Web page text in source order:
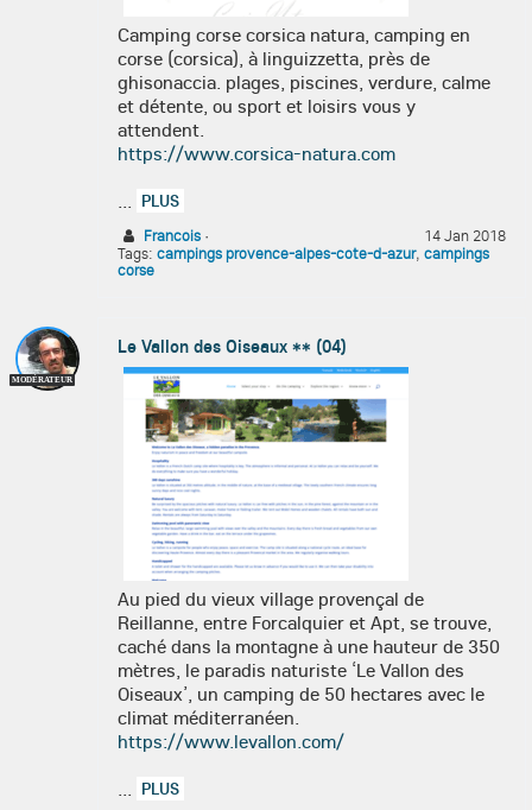
Camping corse corsica natura, camping en
corse (corsica), à linguizzetta, près de
ghisonaccia. plages, piscines, verdure, calme
et détente, ou sport et loisirs vous y
attendent.
https://www.corsica-natura.com
... PLUS
Francois 14 Jan 2018
·
Tags: campings provence-alpes-cote-d-azur, campings
corse
MODÉRATEUR
Le Vallon des Oiseaux ** (04)
Au pied du vieux village provençal de
Reillanne, entre Forcalquier et Apt, se trouve,
caché dans la montagne à une hauteur de 350
mètres, le paradis naturiste ‘Le Vallon des
Oiseaux’, un camping de 50 hectares avec le
climat méditerranéen.
https://www.levallon.com/
... PLUS